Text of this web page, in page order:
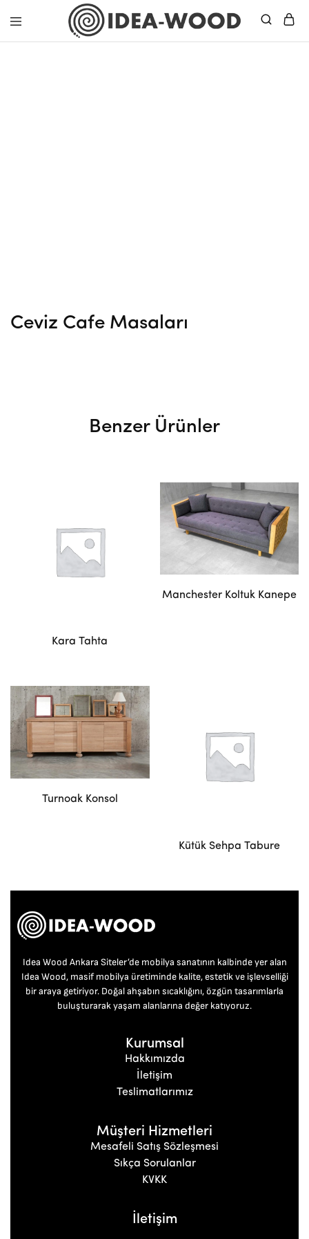
Idea
Ceviz Cafe Masaları
Benzer Ürünler
Kara Tahta
Manchester Koltuk Kanepe
Turnoak Konsol
Kütük Sehpa Tabure
Idea Wood Ankara Siteler’de mobilya sanatının kalbinde yer alan
Idea Wood, masif mobilya üretiminde kalite, estetik ve işlevselliği
bir araya getiriyor. Doğal ahşabın sıcaklığını, özgün tasarımlarla
buluşturarak yaşam alanlarına değer katıyoruz.
Kurumsal
Hakkımızda
İletişim
Teslimatlarımız
Müşteri Hizmetleri
Mesafeli Satış Sözleşmesi
Sıkça Sorulanlar
KVKK
İletişim